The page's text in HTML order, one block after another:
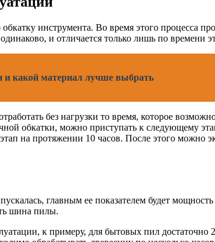
инструмента. Во время этого процесса
и отличается только лишь по времени
и какой материал лучше выбрать
без нагрузки то время, которое
обкатки, можно приступать к следующему
на протяжении 10 часов. После этого можно
главным ее показателем будет мощность
шина пилы.
к примеру, для бытовых пил